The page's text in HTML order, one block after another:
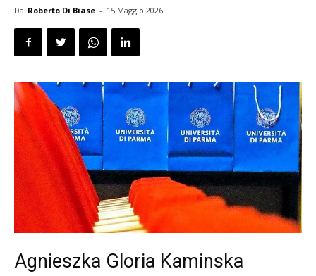
Da Roberto Di Biase - 15 Maggio 2026
Agnieszka Gloria Kaminska